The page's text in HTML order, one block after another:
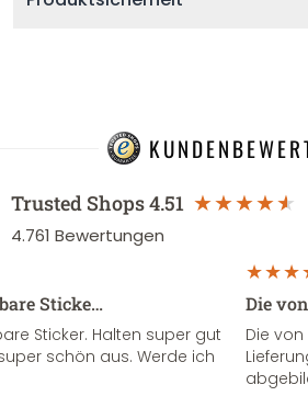
Trusted Shops4.51
4.761 Bewertungen
Sticke…
Sticker. Halten super gut
schön aus. Werde ich
Die
Die